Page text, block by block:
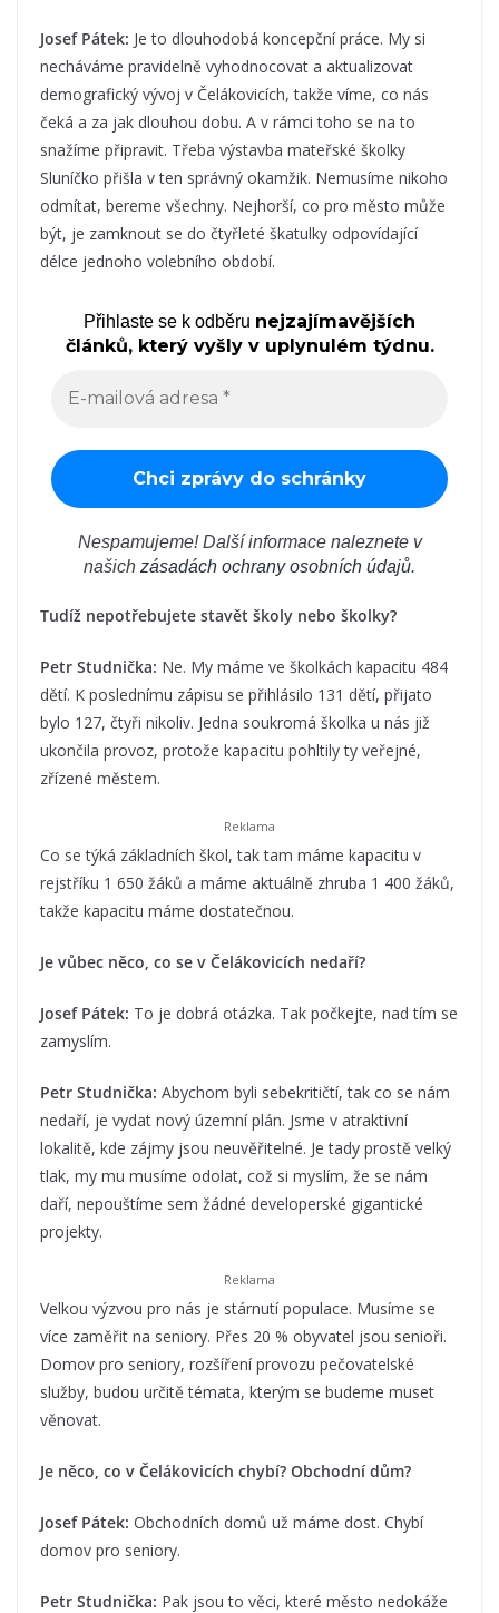
Josef Pátek: Je to dlouhodobá koncepční práce. My si
necháváme pravidelně vyhodnocovat a aktualizovat
demografický vývoj v Čelákovicích, takže víme, co nás
čeká a za jak dlouhou dobu. A v rámci toho se na to
snažíme připravit. Třeba výstavba mateřské školky
Sluníčko přišla v ten správný okamžik. Nemusíme nikoho
odmítat, bereme všechny. Nejhorší, co pro město může
být, je zamknout se do čtyřleté škatulky odpovídající
délce jednoho volebního období.
Přihlaste se k odběru nejzajímavějších
článků, který vyšly v uplynulém týdnu.
Nespamujeme! Další informace naleznete v
našich zásadách ochrany osobních údajů.
Tudíž nepotřebujete stavět školy nebo školky?
Petr Studnička: Ne. My máme ve školkách kapacitu 484
dětí. K poslednímu zápisu se přihlásilo 131 dětí, přijato
bylo 127, čtyři nikoliv. Jedna soukromá školka u nás již
ukončila provoz, protože kapacitu pohltily ty veřejné,
zřízené městem.
Co se týká základních škol, tak tam máme kapacitu v
rejstříku 1 650 žáků a máme aktuálně zhruba 1 400 žáků,
takže kapacitu máme dostatečnou.
Je vůbec něco, co se v Čelákovicích nedaří?
Josef Pátek: To je dobrá otázka. Tak počkejte, nad tím se
zamyslím.
Petr Studnička: Abychom byli sebekritičtí, tak co se nám
nedaří, je vydat nový územní plán. Jsme v atraktivní
lokalitě, kde zájmy jsou neuvěřitelné. Je tady prostě velký
tlak, my mu musíme odolat, což si myslím, že se nám
daří, nepouštíme sem žádné developerské gigantické
projekty.
Velkou výzvou pro nás je stárnutí populace. Musíme se
více zaměřit na seniory. Přes 20 % obyvatel jsou senioři.
Domov pro seniory, rozšíření provozu pečovatelské
služby, budou určitě témata, kterým se budeme muset
věnovat.
Je něco, co v Čelákovicích chybí? Obchodní dům?
Josef Pátek: Obchodních domů už máme dost. Chybí
domov pro seniory.
Petr Studnička: Pak jsou to věci, které město nedokáže